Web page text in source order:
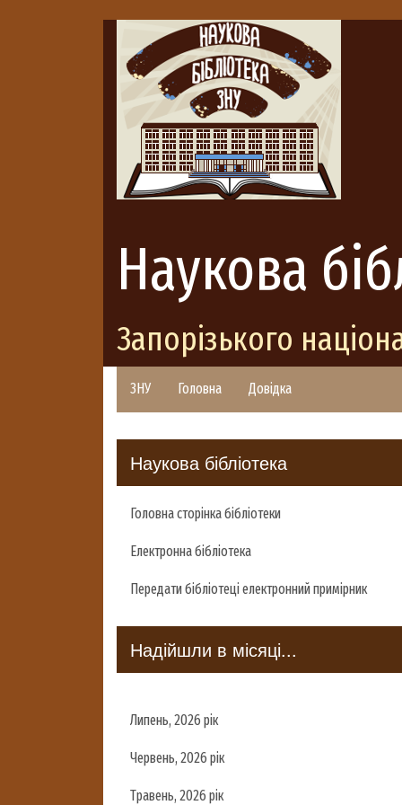
Наукова
Запорізького
ЗНУ Головна Довідка
Наукова бібліотека
Головна сторінка бібліотеки
Електронна бібліотека
Передати бібліотеці електронний примірник
Надійшли в місяці...
Липень, 2026 рік
Червень, 2026 рік
Травень, 2026 рік